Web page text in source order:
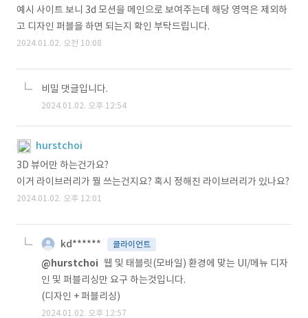
예시 사이트 보니 3d 모션을 메인으로 보여주는데 해당 영역은 제외하
고 디자인 퍼블을 하면 되는지 확인 부탁드립니다.
2024.01.02. 오전 10:08
비밀 댓글입니다.
2024.01.02. 오후 12:54
hurstchoi
3D 뷰어만 하는건가요?
이거 라이브러리가 뭘 쓰는건지요? 혹시 정해진 라이브러리가 있나요?
2024.01.02. 오후 12:01
kd****** 클라이언트
@hurstchoi 웹 및 태블릿(모바일) 환경에 맞는 UI/메뉴 디자
인 및 퍼블리싱만 요구 하는것입니다.
(디자인 + 퍼블리싱)
2024.01.02. 오후 12:57